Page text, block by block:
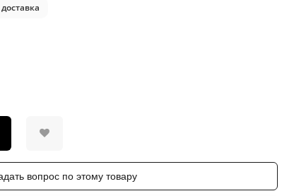
вопрос по этому товару